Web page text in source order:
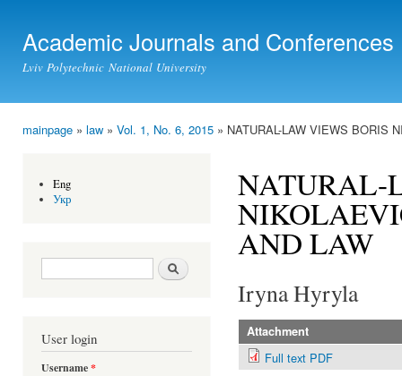
Academic Journals and Conferences
Lviv Polytechnic National University
mainpage » law » Vol. 1, No. 6, 2015 » NATURAL-LAW VIEWS BORIS
Eng
Укр
Search form Search
User login
Username*
NATURAL-
AND LAW
Iryna Hyryla
Attachment
Full text PDF